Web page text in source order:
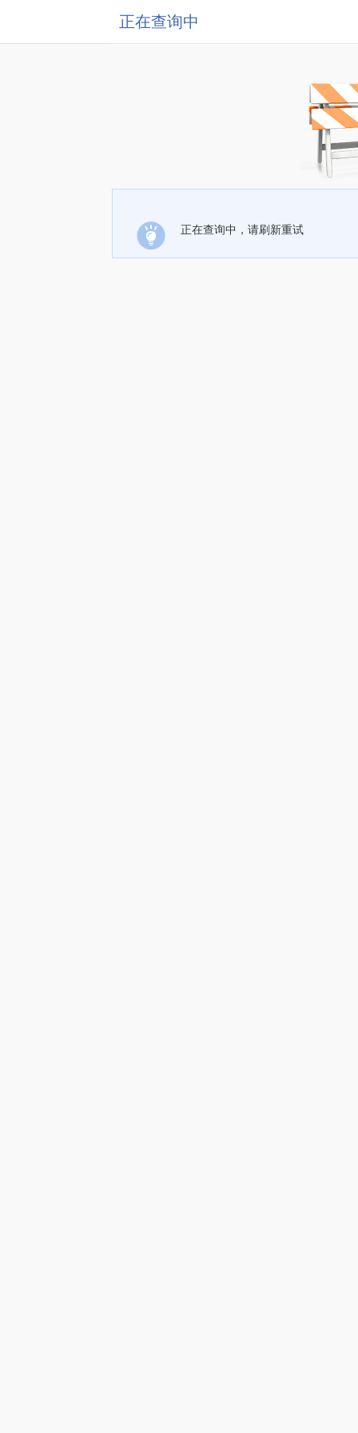
正在查询中
正在查询中，请刷新重试